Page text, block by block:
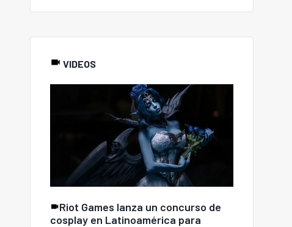
VIDEOS
Riot Games lanza un concurso de
cosplay en Latinoamérica para